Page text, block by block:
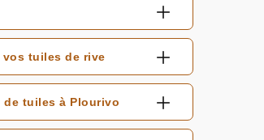
vos tuiles de rive
de tuiles à Plourivo